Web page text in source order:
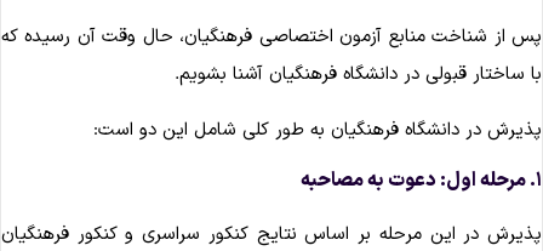
از شناخت منابع آزمون اختصاصی فرهنگیان، حال وقت آن رسیده که
ساختار قبولی در دانشگاه فرهنگیان آشنا بشویم.
در دانشگاه فرهنگیان به طور کلی شامل این دو است:
در این مرحله بر اساس نتایج کنکور سراسری و کنکور فرهنگیان